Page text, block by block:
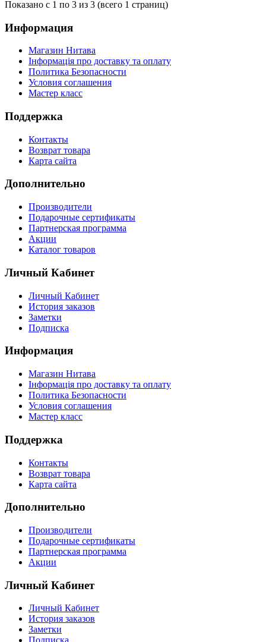
Показано с 1 по 3 из 3 (всего 1 страниц)
Информация
Магазин Нитава
Інформація про доставку та оплату
Политика Безопасности
Условия соглашения
Мастер класс
Поддержка
Контакты
Возврат товара
Карта сайта
Дополнительно
Производители
Подарочные сертификаты
Партнерская программа
Акции
Каталог товаров
Личный Кабинет
Личный Кабинет
История заказов
Заметки
Подписка
Информация
Магазин Нитава
Інформація про доставку та оплату
Политика Безопасности
Условия соглашения
Мастер класс
Поддержка
Контакты
Возврат товара
Карта сайта
Дополнительно
Производители
Подарочные сертификаты
Партнерская программа
Акции
Личный Кабинет
Личный Кабинет
История заказов
Заметки